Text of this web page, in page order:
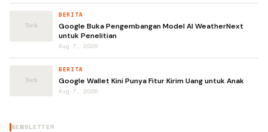
BERITA
Google Buka Pengembangan Model AI WeatherNext
untuk Penelitian
Aug 7, 2026
BERITA
Google Wallet Kini Punya Fitur Kirim Uang untuk Anak
Aug 7, 2026
NEWSLETTER